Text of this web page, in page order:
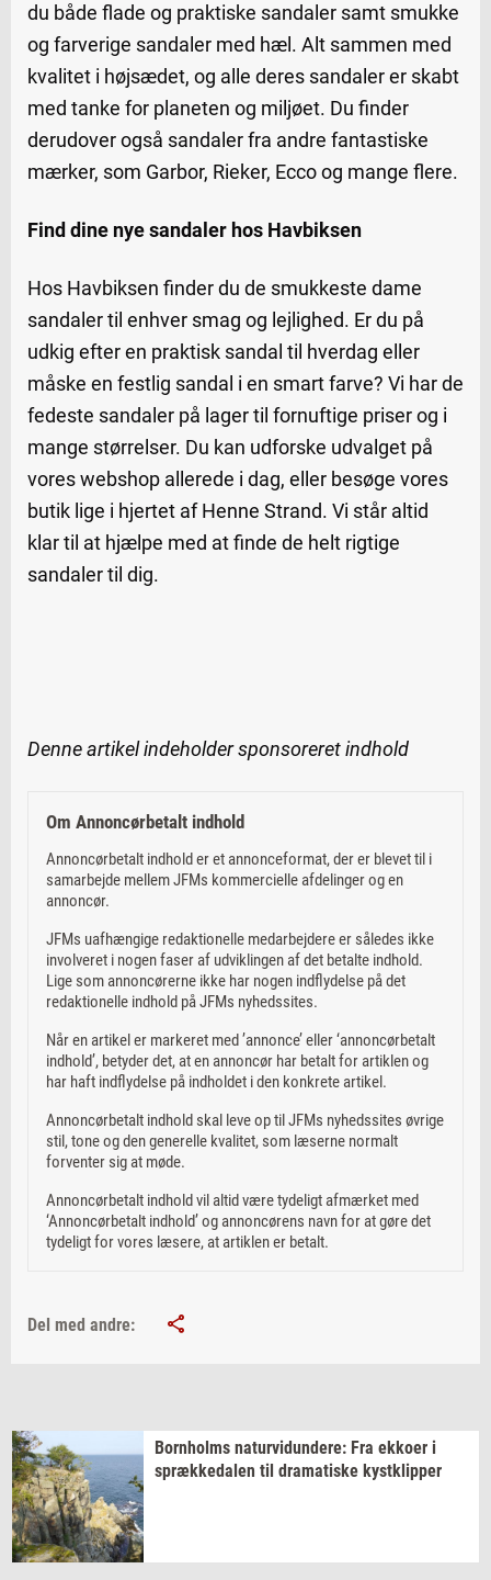
du både flade og praktiske sandaler samt smukke
og farverige sandaler med hæl. Alt sammen med
kvalitet i højsædet, og alle deres sandaler er skabt
med tanke for planeten og miljøet. Du finder
derudover også sandaler fra andre fantastiske
mærker, som Garbor, Rieker, Ecco og mange flere.
Find dine nye sandaler hos Havbiksen
Hos Havbiksen finder du de smukkeste dame
sandaler til enhver smag og lejlighed. Er du på
udkig efter en praktisk sandal til hverdag eller
måske en festlig sandal i en smart farve? Vi har de
fedeste sandaler på lager til fornuftige priser og i
mange størrelser. Du kan udforske udvalget på
vores webshop allerede i dag, eller besøge vores
butik lige i hjertet af Henne Strand. Vi står altid
klar til at hjælpe med at finde de helt rigtige
sandaler til dig.
Denne artikel indeholder sponsoreret indhold
Om Annoncørbetalt indhold
Annoncørbetalt indhold er et annonceformat, der er blevet til i
samarbejde mellem JFMs kommercielle afdelinger og en
annoncør.
JFMs uafhængige redaktionelle medarbejdere er således ikke
involveret i nogen faser af udviklingen af det betalte indhold.
Lige som annoncørerne ikke har nogen indflydelse på det
redaktionelle indhold på JFMs nyhedssites.
Når en artikel er markeret med ’annonce’ eller ‘annoncørbetalt
indhold’, betyder det, at en annoncør har betalt for artiklen og
har haft indflydelse på indholdet i den konkrete artikel.
Annoncørbetalt indhold skal leve op til JFMs nyhedssites øvrige
stil, tone og den generelle kvalitet, som læserne normalt
forventer sig at møde.
Annoncørbetalt indhold vil altid være tydeligt afmærket med
‘Annoncørbetalt indhold’ og annoncørens navn for at gøre det
tydeligt for vores læsere, at artiklen er betalt.
Del med andre:
Born­holms na­tur­vi­dun­de­re: Fra ek­ko­er i
spræk­ke­da­len til dra­ma­ti­ske kyst­klip­per